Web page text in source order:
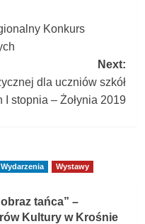
Konkurs
Next:
dla uczniów szkół
I stopnia – Żołynia 2019
Wydarzenia Wystawy
tańca” –
Kultury w Krośnie